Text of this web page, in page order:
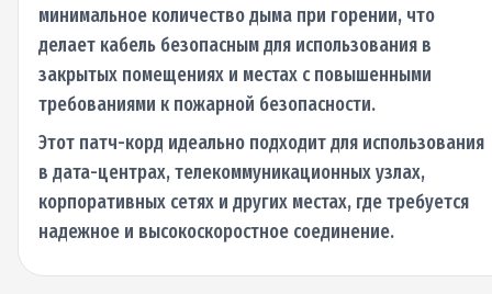
минимальное количество дыма при горении, что
делает кабель безопасным для использования в
закрытых помещениях и местах с повышенными
требованиями к пожарной безопасности.
Этот патч-корд идеально подходит для использования
в дата-центрах, телекоммуникационных узлах,
корпоративных сетях и других местах, где требуется
надежное и высокоскоростное соединение.